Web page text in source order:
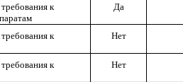
к
Да
к
Нет
к
Нет